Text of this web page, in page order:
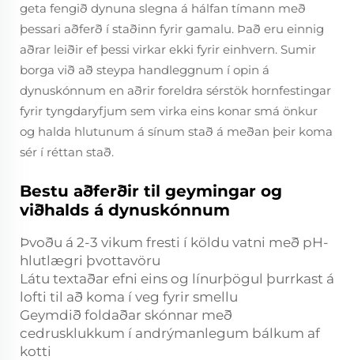
geta fengið dynuna slegna á hálfan tímann með
þessari aðferð í staðinn fyrir gamalu. Það eru einnig
aðrar leiðir ef þessi virkar ekki fyrir einhvern. Sumir
borga við að steypa handleggnum í opin á
dynuskónnum en aðrir foreldra sérstök hornfestingar
fyrir tyngdaryfjum sem virka eins konar smá önkur
og halda hlutunum á sínum stað á meðan þeir koma
sér í réttan stað.
Bestu aðferðir til geymingar og
viðhalds á dynuskónnum
Þvoðu á 2-3 vikum fresti í köldu vatni með pH-
hlutlægri þvottavöru
Látu textaðar efni eins og línurþögul þurrkast á
lofti til að koma í veg fyrir smellu
Geymdið foldaðar skónnar með
cedrusklukkum í andrýmanlegum bálkum af
kotti